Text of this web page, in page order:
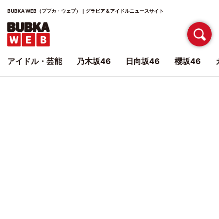
BUBKA WEB（ブブカ・ウェブ）｜グラビア＆アイドルニュースサイト
アイドル・芸能 乃木坂46 日向坂46 櫻坂46